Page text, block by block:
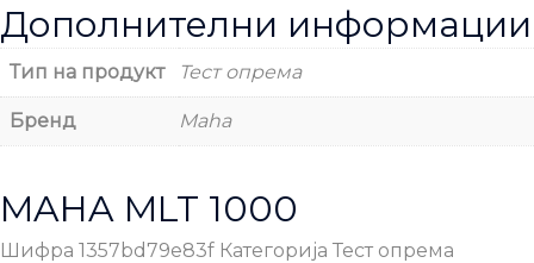
Дополнителни информации
Тип на продукт Тест опрема
Бренд Maha
MAHA MLT 1000
Шифра 1357bd79e83f Категорија Тест опрема